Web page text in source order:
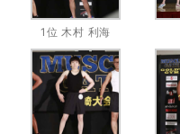
1位 木村 利海